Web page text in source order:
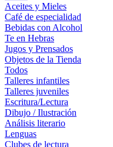
Aceites y Mieles
Café de especialidad
Bebidas con Alcohol
Te en Hebras
Jugos y Prensados
Objetos de la Tienda
Todos
Talleres infantiles
Talleres juveniles
Escritura/Lectura
Dibujo / Ilustración
Análisis literario
Lenguas
Clubes de lectura